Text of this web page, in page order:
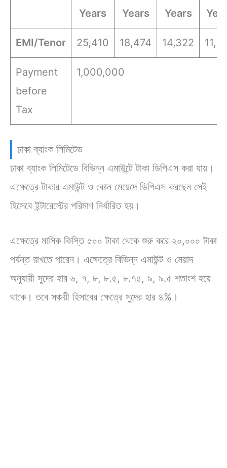
Years
Years
Years
EMI/Tenor 25,410 18,474 14,322
Payment
before
Tax
1,000,000
ঢাকা ব্যাংক লিমিটেড
ঢাকা ব্যাংক লিমিটেডে বিভিন্ন এমাউন্টে টাকা ডিপিএস করা যায়।
এক্ষেত্রে টাকার এমাউন্ট ও কোন মেয়েদে ডিপিএস করছেন সেই
হিসেবে ইন্টারেস্টের পরিমাণ নির্ধারিত হয়।
এক্ষেত্রে মাসিক কিস্তি ৫০০ টাকা থেকে শুরু করে ২০,০০০ টাকা
পর্যন্ত রাখতে পারেন। এক্ষেত্রে বিভিন্ন এমাউন্ট ও মেয়াদ
অনুযায়ী সুদের হার ৬, ৭, ৮, ৮.৫, ৮.৭৫, ৯, ৯.৫ শতাংশ হয়ে
থাকে। তবে সঞ্চয়ী হিসাবের ক্ষেত্রে সুদের হার ৪%।